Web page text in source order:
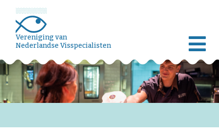
Vereniging van
Nederlandse Visspecialisten